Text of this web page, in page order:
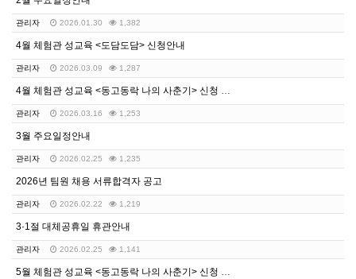
관리자 2026.01.30 1,382
4월 체험관 성교육 <도담도담> 신청안내
관리자 2026.03.09 1,287
4월 체험관 성교육 <동고동락 나의 사춘기> 신청 안내
관리자 2026.03.16 1,253
3월 주요일정안내
관리자 2026.02.25 1,235
2026년 팀원 채용 서류합격자 공고
관리자 2026.02.22 1,219
3·1절 대체공휴일 휴관안내
관리자 2026.02.25 1,141
5월 체험관 성교육 <동고동락 나의 사춘기> 신청 안내